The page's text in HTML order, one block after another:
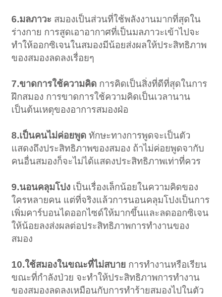
6.มลภาวะ สมองเป็นส่วนที่ใช้พลังงานมากที่สุดใน
ร่างกาย การสูดเอาอากาศที่เป็นมลภาวะเข้าไปจะ
ทำให้ออกซิเจนในสมองมีน้อยส่งผลให้ประสิทธิภาพ
ของสมองลดลงเรื่อยๆ
7.ขาดการใช้ความคิด การคิดเป็นสิ่งที่ดีที่สุดในการ
ฝึกสมอง การขาดการใช้ความคิดเป็นเวลานาน
เป็นต้นเหตุของอาการสมองฝ่อ
8.เป็นคนไม่ค่อยพูด ทักษะทางการพูดจะเป็นตัว
แสดงถึงประสิทธิภาพของสมอง ถ้าไม่ค่อยพูดจากับ
คนอื่นสมองก็จะไม่ได้แสดงประสิทธิภาพเท่าที่ควร
9.นอนคลุมโปง เป็นเรื่องเล็กน้อยในความคิดของ
ใครหลายคน แต่ที่จริงแล้วการนอนคลุมโปงเป็นการ
เพิ่มคาร์บอนไดออกไซด์ให้มากขึ้นและลดออกซิเจน
ให้น้อยลงส่งผลต่อประสิทธิภาพการทำงานของ
สมอง
10.ใช้สมองในขณะที่ไม่สบาย การทำงานหรือเรียน
ขณะที่กำลังป่วย จะทำให้ประสิทธิภาพการทำงาน
ของสมองลดลงเหมือนกับการทำร้ายสมองไปในตัว